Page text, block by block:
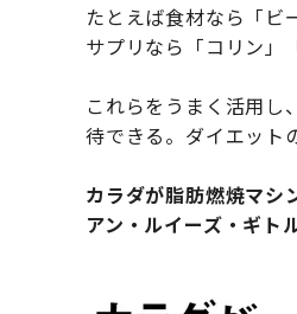
たとえば食材なら「ビ
サプリなら「コリン」
これらをうまく活用し
待できる。ダイエット
カラダが脂肪燃焼マシ
アン・ルイーズ・ギ